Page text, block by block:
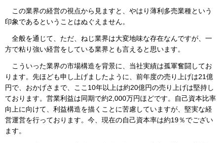
この業界の経営の視点から見ますと、やはり薄利多売業種という
印象であるということはぬぐえません。
全般を通じて、ただ、ねじ業界は大変地味な存在なんですが、一
方で粘り強い経営をしている業界とも言えると思います。
こういった業界の市場構造を背景に、当社実績は孤軍奮闘してお
ります。先ほども申し上げましたように、前年度の売り上げは21億
円で、おかげさまで、ここ10年以上は約20億円の売り上げは堅持し
ております。営業利益は同期で約2,000万円ほどです。自己資本比率
向上に向けて、利益構造を描くことに苦慮していますが、堅実な経
営運営を行っております。今、現在の自己資本率は約19％でござい
ます。